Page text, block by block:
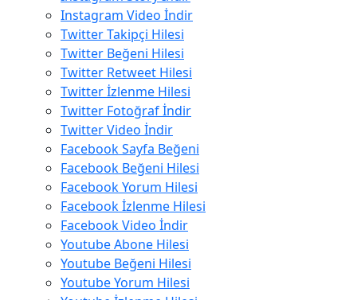
Instagram Video İndir
Twitter Takipçi Hilesi
Twitter Beğeni Hilesi
Twitter Retweet Hilesi
Twitter İzlenme Hilesi
Twitter Fotoğraf İndir
Twitter Video İndir
Facebook Sayfa Beğeni
Facebook Beğeni Hilesi
Facebook Yorum Hilesi
Facebook İzlenme Hilesi
Facebook Video İndir
Youtube Abone Hilesi
Youtube Beğeni Hilesi
Youtube Yorum Hilesi